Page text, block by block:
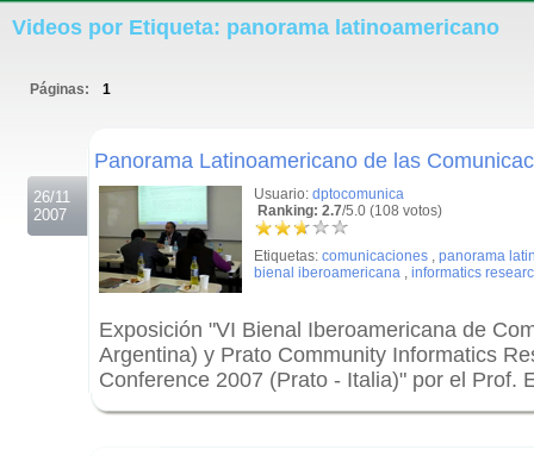
Videos por Etiqueta: panorama latinoamericano
Páginas: 1
26/11
2007
Panorama Latinoamericano de las
Usuario: dptocomunica
Ranking: 2.7/5.0 (108 votos)
Etiquetas: comunicaciones , panorama
bienal iberoamericana , informatics
Exposición "VI Bienal Iberoamericana de
Argentina) y Prato Community Informatics
Conference 2007 (Prato - Italia)" por el Prof.